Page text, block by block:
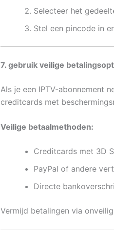
Selecteer het
Stel een pincode in
7. gebruik veilige
Als je een IPTV-abonnement
creditcards met
Veilige betaalmethoden:
Creditcards met 3D
PayPal of andere
Directe
Vermijd betalingen via